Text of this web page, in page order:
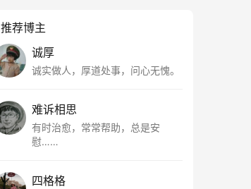
推荐博主
诚厚
诚实做人，厚道处事，问心无愧。
难诉相思
有时治愈，常常帮助，总是安
慰……
四格格